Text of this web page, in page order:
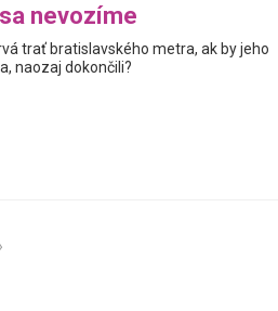
nevozíme
trať bratislavského metra, ak by jeho
naozaj dokončili?